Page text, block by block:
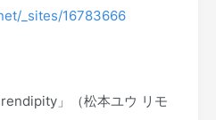
_sites/16783666
」（松本ユウ リモ